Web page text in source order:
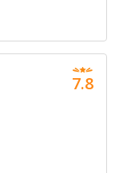
7.8